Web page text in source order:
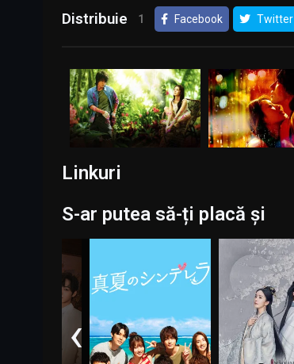
Distribuie 1 Facebook Twitter
Linkuri
S-ar putea să-ți placă și
‹